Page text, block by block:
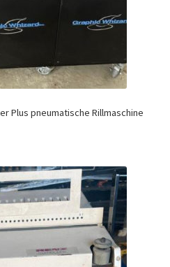
Plus pneumatische Rillmaschine